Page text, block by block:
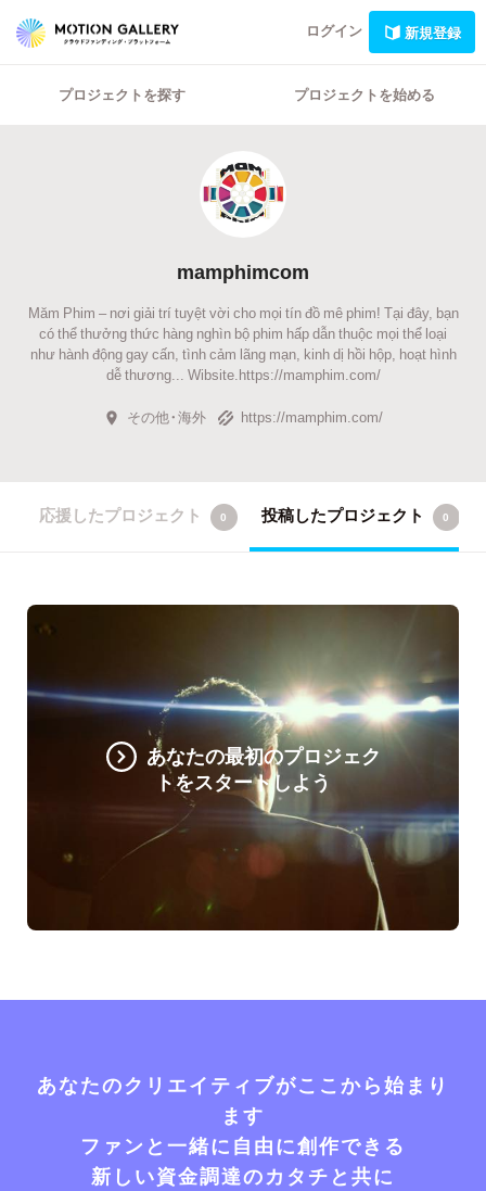
ログイン 新規登録
プロジェクトを探す プロジェクトを始める
mamphimcom
Măm Phim – nơi giải trí tuyệt vời cho mọi tín đồ mê phim! Tại đây, bạn
có thể thưởng thức hàng nghìn bộ phim hấp dẫn thuộc mọi thể loại
như hành động gay cấn, tình cảm lãng mạn, kinh dị hồi hộp, hoạt hình
dễ thương... Wibsite.https://mamphim.com/
その他・海外 https://mamphim.com/
応援したプロジェクト 0 投稿したプロジェクト 0
あなたの最初のプロジェク
トをスタートしよう
あなたのクリエイティブがここから始まり
ます
ファンと一緒に自由に創作できる
新しい資金調達のカタチと共に